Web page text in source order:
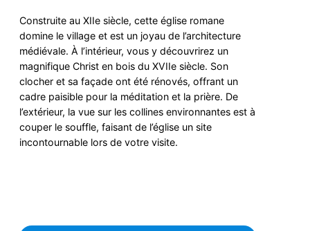
Construite au XIIe siècle, cette église romane
domine le village et est un joyau de l’architecture
médiévale. À l’intérieur, vous y découvrirez un
magnifique Christ en bois du XVIIe siècle. Son
clocher et sa façade ont été rénovés, offrant un
cadre paisible pour la méditation et la prière. De
l’extérieur, la vue sur les collines environnantes est à
couper le souffle, faisant de l’église un site
incontournable lors de votre visite.